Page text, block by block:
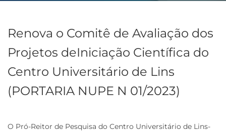
Renova o Comitê de Avaliação dos
Projetos deIniciação Científica do
Centro Universitário de Lins
(PORTARIA NUPE N 01/2023)
O Pró-Reitor de Pesquisa do Centro Universitário de Lins-